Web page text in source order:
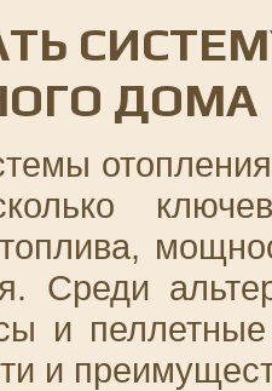
ДОМА
Среди
и
и